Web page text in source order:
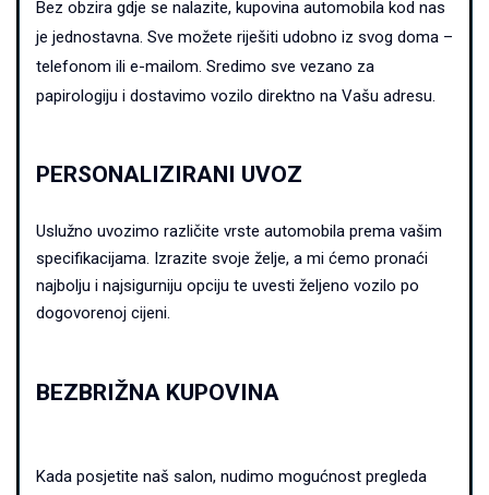
Bez obzira gdje se nalazite, kupovina automobila kod nas
je jednostavna. Sve možete riješiti udobno iz svog doma –
telefonom ili e-mailom. Sredimo sve vezano za
papirologiju i dostavimo vozilo direktno na Vašu adresu.
PERSONALIZIRANI UVOZ
Uslužno uvozimo različite vrste automobila prema vašim
specifikacijama. Izrazite svoje želje, a mi ćemo pronaći
najbolju i najsigurniju opciju te uvesti željeno vozilo po
dogovorenoj cijeni.
BEZBRIŽNA KUPOVINA
Kada posjetite naš salon, nudimo mogućnost pregleda